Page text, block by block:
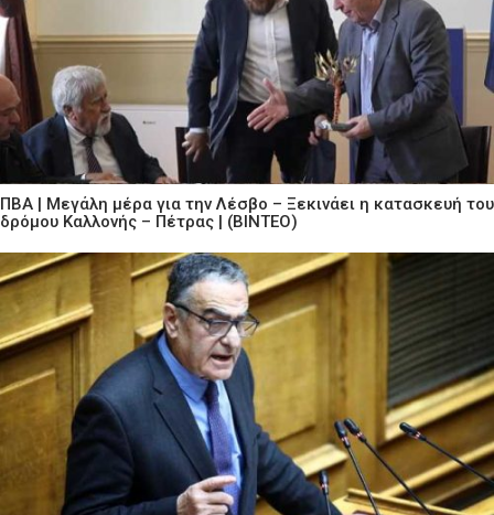
ΠΒΑ | Μεγάλη μέρα για την Λέσβο – Ξεκινάει η κατασκευή του
δρόμου Καλλονής – Πέτρας | (ΒΙΝΤΕΟ)